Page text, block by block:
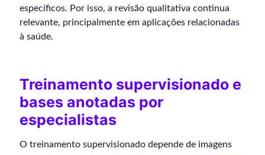
específicos. Por isso, a revisão qualitativa continua
relevante, principalmente em aplicações relacionadas
à saúde.
Treinamento supervisionado e
bases anotadas por
especialistas
O treinamento supervisionado depende de imagens